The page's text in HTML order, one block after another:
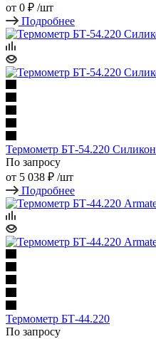
от 0 ₽ /шт
Подробнее
Термометр БТ-54.220 Силикон
По запросу
от 5 038 ₽ /шт
Подробнее
Термометр БТ-44.220
По запросу